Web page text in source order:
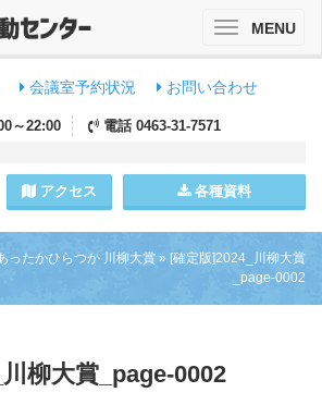
会議室予約状況 お問い合わせ
～22:00 電話 0463-31-7571
アクセス 各種資料
ToggleMENU
ったかひらつか 川柳大賞 » [確定版]2024_川柳大賞
_page-0002
柳大賞_page-0002